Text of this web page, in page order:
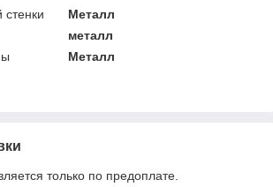
Металл
металл
Металл
только по предоплате.